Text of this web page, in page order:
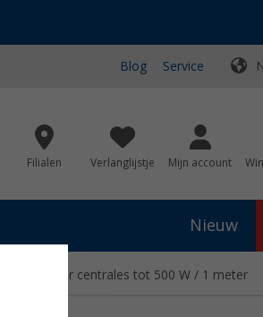
Blog Service
Filialen Verlanglijstje Mijn account
Nieuw
voor centrales tot 500 W / 1 meter